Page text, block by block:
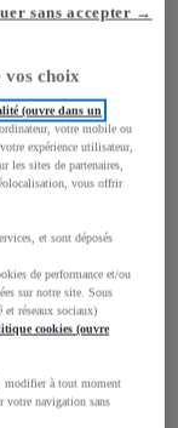
vos choix
(ouvre dans un
votre mobile ou
expérience utilisateur,
les sites de partenaires,
vous offrir
et sont déposés
de performance et/ou
sur notre site. Sous
et réseaux sociaux)
cookies (ouvre
modifier à tout moment
votre navigation sans
sans accepter →